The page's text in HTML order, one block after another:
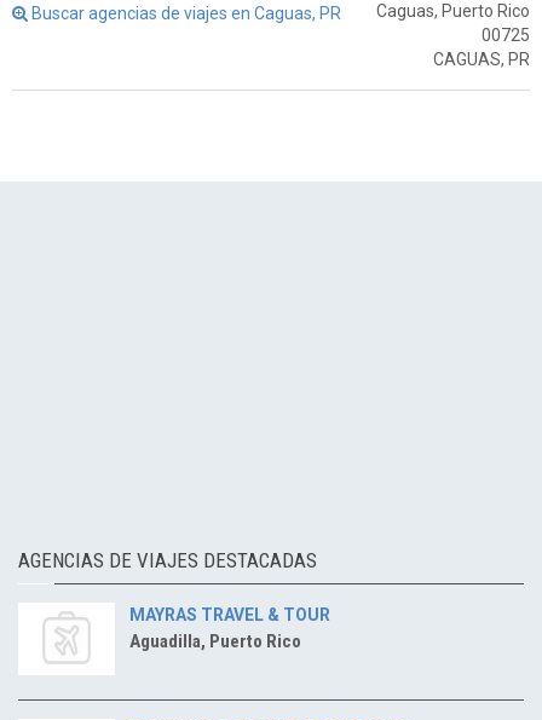
Buscar agencias de viajes en Caguas, PR
Caguas, Puerto Rico
00725
CAGUAS, PR
AGENCIAS DE VIAJES DESTACADAS
MAYRAS TRAVEL & TOUR
Aguadilla, Puerto Rico